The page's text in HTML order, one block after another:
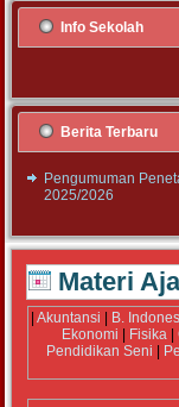
Info Sekolah
Berita Terbaru
Pengumuman
2025/2026
Materi
|Akuntansi B.
Ekonomi
Fisika |
Pendidikan Seni